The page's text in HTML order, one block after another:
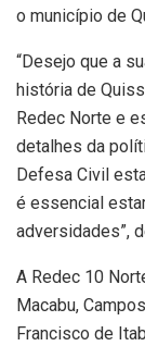
o município de
“Desejo que a
história de
Redec Norte e
detalhes da
Defesa Civil
é essencial
adversidades”,
A Redec 10
Macabu,
Francisco de